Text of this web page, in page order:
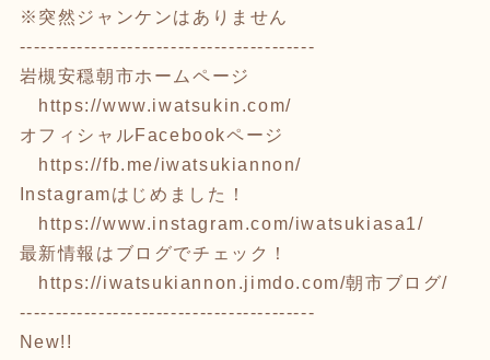
※突然ジャンケンはありません
-----------------------------------------
岩槻安穏朝市ホームページ
https://www.iwatsukin.com/
オフィシャルFacebookページ
https://fb.me/iwatsukiannon/
Instagramはじめました！
https://www.instagram.com/iwatsukiasa1/
最新情報はブログでチェック！
https://iwatsukiannon.jimdo.com/朝市ブログ/
-----------------------------------------
New!!